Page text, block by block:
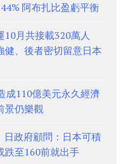
阿布扎比盈虧平衡
10月共接載320萬人
、後者密切留意日本
成110億美元永久經濟
仍樂觀
政府顧問：日本可積
跌至160前就出手